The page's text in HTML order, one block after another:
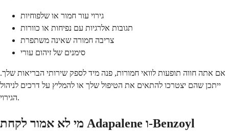
גירוי עור חמור או שלפוחיות
תגובות אלרגיות עם נפיחות או כוורות
צריבה חמורה שאינה משתפרת
סימנים של זיהום עורי
אם אתה חווה תופעות לוואי חמורות, פנה מיד לספק שירותי הבריאות שלך.
ייתכן שהם יצטרכו להתאים את הטיפול שלך או להמליץ על דרכים לניהול
הגירוי.
מי לא אמור לקחת Adapalene ו-Benzoyl